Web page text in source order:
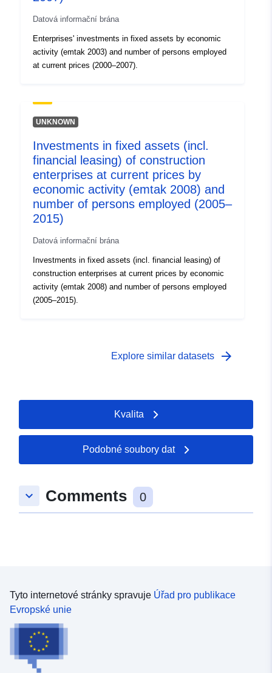
Datová informační brána
Enterprises' investments in fixed assets by economic
activity (emtak 2003) and number of persons employed
at current prices (2000–2007).
UNKNOWN
Investments in fixed assets (incl.
financial leasing) of construction
enterprises at current prices by
economic activity (emtak 2008) and
number of persons employed (2005–
2015)
Datová informační brána
Investments in fixed assets (incl. financial leasing) of
construction enterprises at current prices by economic
activity (emtak 2008) and number of persons employed
(2005–2015).
Explore similar datasets arrow_forward
Kvalita
Podobné soubory dat
keyboard_arrow_down Comments 0
Tyto internetové stránky spravuje Úřad pro publikace
Evropské unie